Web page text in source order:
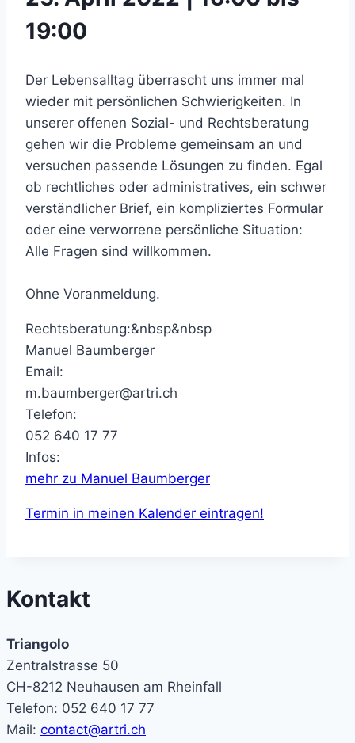
19:00
Der Lebensalltag überrascht uns immer mal
wieder mit persönlichen Schwierigkeiten. In
unserer offenen Sozial- und Rechtsberatung
gehen wir die Probleme gemeinsam an und
versuchen passende Lösungen zu finden. Egal
ob rechtliches oder administratives, ein schwer
verständlicher Brief, ein kompliziertes Formular
oder eine verworrene persönliche Situation:
Alle Fragen sind willkommen.
Ohne Voranmeldung.
Rechtsberatung:&nbsp&nbsp
Manuel Baumberger
Email:
m.baumberger@artri.ch
Telefon:
052 640 17 77
Infos:
mehr zu Manuel Baumberger
Termin in meinen Kalender eintragen!
Kontakt
Triangolo
Zentralstrasse 50
CH-8212 Neuhausen am Rheinfall
Telefon: 052 640 17 77
Mail: contact@artri.ch